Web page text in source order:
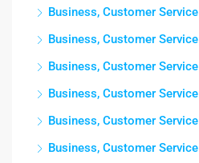
Business, Customer Service
Business, Customer Service
Business, Customer Service
Business, Customer Service
Business, Customer Service
Business, Customer Service